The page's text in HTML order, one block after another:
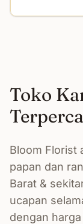
Toko
Bloom Florist
papan dan
Barat &
ucapan
dengan